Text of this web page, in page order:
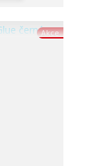
Akce